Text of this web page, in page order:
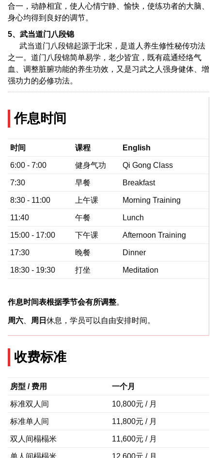
合一，动静相宜，使人心情宁静、愉快，使练功者的大脑、
身心均得到良好的调节。
5、武当道门八段锦
武当道门八段锦起源于北宋，是道人养生修性秘传功法
之一。道门八段锦简单易学，老少皆宜，既有疏通经络气
血、调整脏腑功能的养生功效，又是习武之人强身健体、增
强功力的必修功法。
作息时间
时间 课程 English
6:00 - 7:00 健身气功 Qi Gong Class
7:30 早餐 Breakfast
8:30 - 11:00 上午课 Morning Training
11:40 午餐 Lunch
15:00 - 17:00 下午课 Afternoon Training
17:30 晚餐 Dinner
18:30 - 19:30 打坐 Meditation
作息时间表根据季节会有所调整。
周六 周日 休息，学员可以自由安排时间。
收费标准
房型 / 费用 一个月
标准双人间 10,800元 / 月
标准单人间 11,800元 / 月
双人间榻榻米 11,600元 / 月
单人间榻榻米 12,600元 / 月